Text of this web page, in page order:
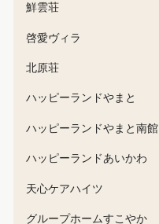
鮮雲荘
啓愛ヴィラ
北原荘
ハッピーランドやまと
ハッピーランドやまと南館
ハッピーランドあいかわ
天心ケアハイツ
グループホームすこやか